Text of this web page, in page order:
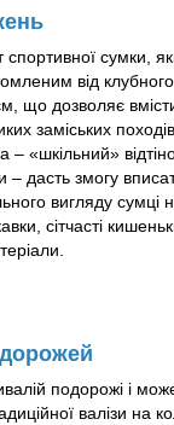
спортивної сумки,
від
що дозволяє
заміських
«шкільний»
– дасть змогу
вигляду сумці
сітчасті
подорожі і
валізи на